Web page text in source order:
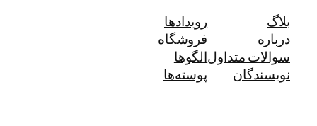
بلاگ
درباره
سوالات متداول
نویسندگان
رویدادها
فروشگاه
الگوها
پوسته‌ها